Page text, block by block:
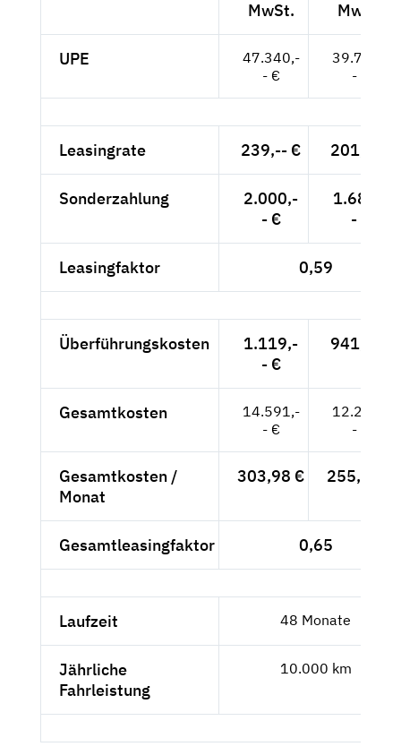
MwSt.
MwSt.
UPE
47.340,-
- €
39.782,-
- €
Leasingrate 239,-- € 201,-- €
Sonderzahlung
2.000,-
- €
1.681,-
- €
Leasingfaktor 0,59
Überführungskosten
1.119,-
- €
941,-- €
Gesamtkosten
14.591,-
- €
12.270,-
- €
Gesamtkosten /
Monat
303,98 € 255,63 €
Gesamtleasingfaktor 0,65
Laufzeit 48 Monate
Jährliche
Fahrleistung
10.000 km